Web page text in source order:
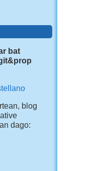
bat
blog
dago: